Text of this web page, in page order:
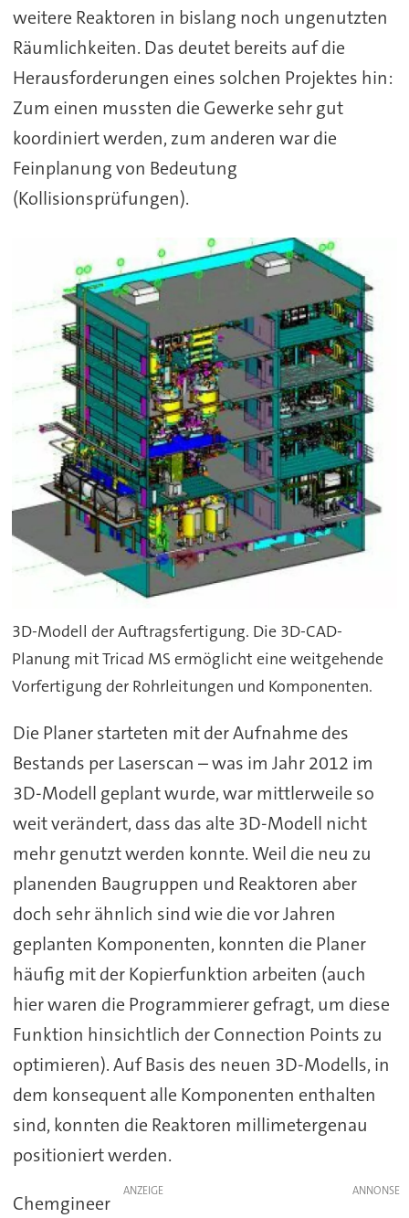
weitere Reaktoren in bislang noch ungenutzten
Räumlichkeiten. Das deutet bereits auf die
Herausforderungen eines solchen Projektes hin:
Zum einen mussten die Gewerke sehr gut
koordiniert werden, zum anderen war die
Feinplanung von Bedeutung
(Kollisionsprüfungen).
3D-Modell der Auftragsfertigung. Die 3D-CAD-
Planung mit Tricad MS ermöglicht eine weitgehende
Vorfertigung der Rohrleitungen und Komponenten.
Die Planer starteten mit der Aufnahme des
Bestands per Laserscan – was im Jahr 2012 im
3D-Modell geplant wurde, war mittlerweile so
weit verändert, dass das alte 3D-Modell nicht
mehr genutzt werden konnte. Weil die neu zu
planenden Baugruppen und Reaktoren aber
doch sehr ähnlich sind wie die vor Jahren
geplanten Komponenten, konnten die Planer
häufig mit der Kopierfunktion arbeiten (auch
hier waren die Programmierer gefragt, um diese
Funktion hinsichtlich der Connection Points zu
optimieren). Auf Basis des neuen 3D-Modells, in
dem konsequent alle Komponenten enthalten
sind, konnten die Reaktoren millimetergenau
positioniert werden.
ANZEIGE
Chemgineer